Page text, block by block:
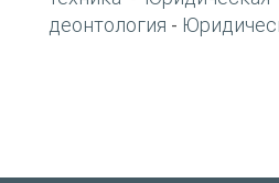
деонтология -